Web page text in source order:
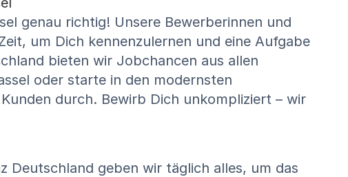
genau richtig! Unsere Bewerberinnen und
um Dich kennenzulernen und eine Aufgabe
bieten wir Jobchancen aus allen
oder starte in den modernsten
durch. Bewirb Dich unkompliziert – wir
Deutschland geben wir täglich alles, um das